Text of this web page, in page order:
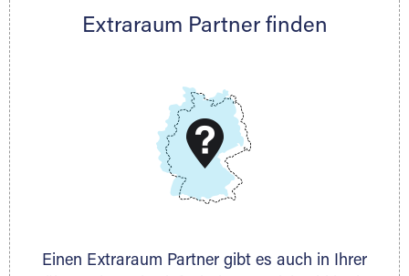
Telefon:+49 6145 5442 - 404
DMG Aktiengesellschaft
www.dmg-ag.com
Extraraum Partner finden
Einen Extraraum Partner gibt es auch in Ihrer